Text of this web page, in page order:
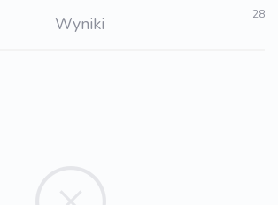
Wyniki 28